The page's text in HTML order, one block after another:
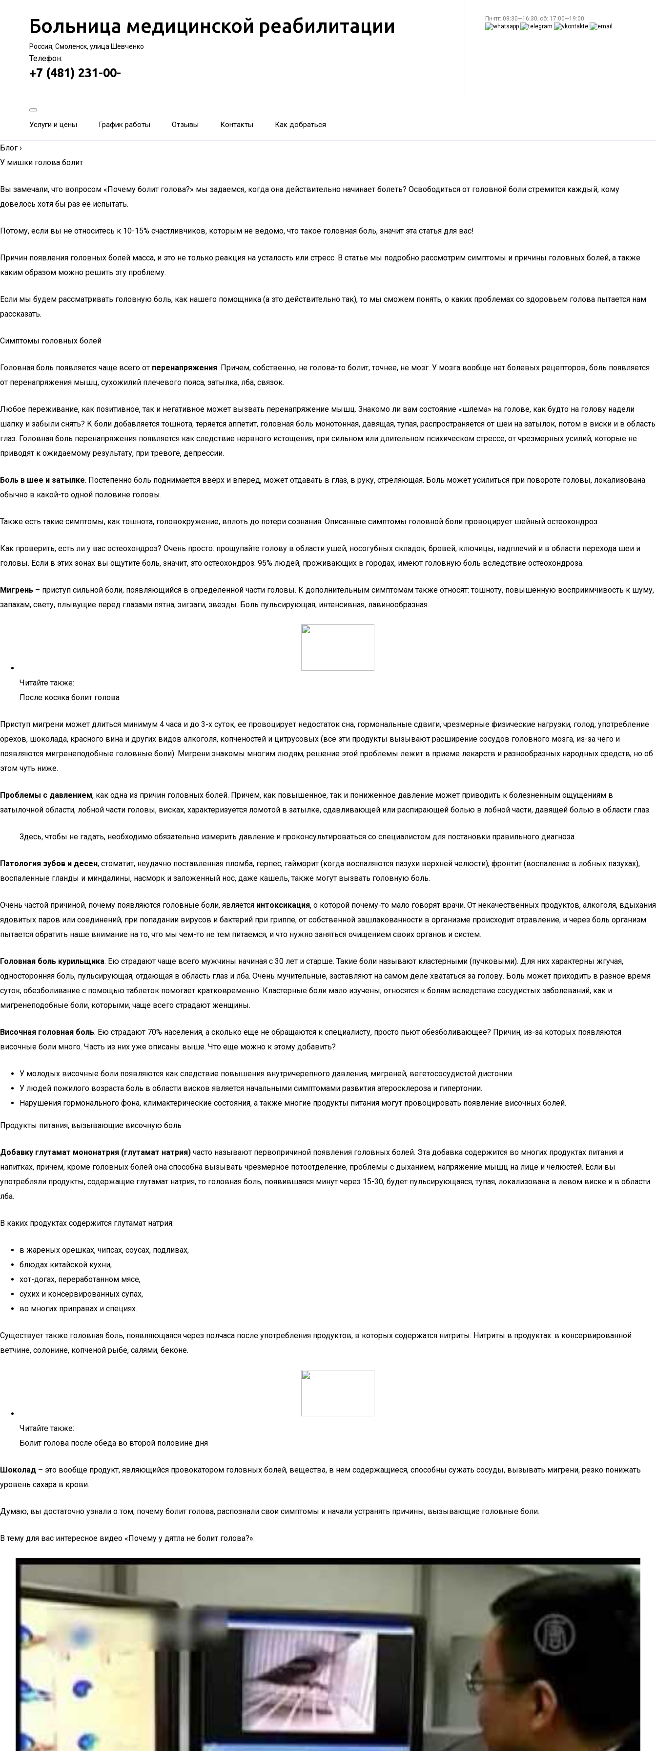
Больница медицинской реабилитации
Россия, Смоленск, улица Шевченко
Телефон:
+7 (481) 231-00-
Пн-пт: 08:30—16:30; сб: 17:00—19:00
Услуги и цены График работы Отзывы Контакты Как добраться
Блог ›
У мишки голова болит
Вы замечали, что вопросом «Почему болит голова?» мы задаемся, когда она действительно начинает болеть? Освободиться от головной боли стремится каждый, кому
довелось хотя бы раз ее испытать.
Потому, если вы не относитесь к 10-15% счастливчиков, которым не ведомо, что такое головная боль, значит эта статья для вас!
Причин появления головных болей масса, и это не только реакция на усталость или стресс. В статье мы подробно рассмотрим симптомы и причины головных болей, а также
каким образом можно решить эту проблему.
Если мы будем рассматривать головную боль, как нашего помощника (а это действительно так), то мы сможем понять, о каких проблемах со здоровьем голова пытается нам
рассказать.
Симптомы головных болей
Головная боль появляется чаще всего от перенапряжения. Причем, собственно, не голова-то болит, точнее, не мозг. У мозга вообще нет болевых рецепторов, боль появляется
от перенапряжения мышц, сухожилий плечевого пояса, затылка, лба, связок.
Любое переживание, как позитивное, так и негативное может вызвать перенапряжение мышц. Знакомо ли вам состояние «шлема» на голове, как будто на голову надели
шапку и забыли снять? К боли добавляется тошнота, теряется аппетит, головная боль монотонная, давящая, тупая, распространяется от шеи на затылок, потом в виски и в область
глаз. Головная боль перенапряжения появляется как следствие нервного истощения, при сильном или длительном психическом стрессе, от чрезмерных усилий, которые не
приводят к ожидаемому результату, при тревоге, депрессии.
Боль в шее и затылке. Постепенно боль поднимается вверх и вперед, может отдавать в глаз, в руку, стреляющая. Боль может усилиться при повороте головы, локализована
обычно в какой-то одной половине головы.
Также есть такие симптомы, как тошнота, головокружение, вплоть до потери сознания. Описанные симптомы головной боли провоцирует шейный остеохондроз.
Как проверить, есть ли у вас остеохондроз? Очень просто: прощупайте голову в области ушей, носогубных складок, бровей, ключицы, надплечий и в области перехода шеи и
головы. Если в этих зонах вы ощутите боль, значит, это остеохондроз. 95% людей, проживающих в городах, имеют головную боль вследствие остеохондроза.
Мигрень – приступ сильной боли, появляющийся в определенной части головы. К дополнительным симптомам также относят: тошноту, повышенную восприимчивость к шуму,
запахам, свету, плывущие перед глазами пятна, зигзаги, звезды. Боль пульсирующая, интенсивная, лавинообразная.
Читайте также:
После косяка болит голова
Приступ мигрени может длиться минимум 4 часа и до 3-х суток, ее провоцирует недостаток сна, гормональные сдвиги, чрезмерные физические нагрузки, голод, употребление
орехов, шоколада, красного вина и других видов алкоголя, копченостей и цитрусовых (все эти продукты вызывают расширение сосудов головного мозга, из-за чего и
появляются мигренеподобные головные боли). Мигрени знакомы многим людям, решение этой проблемы лежит в приеме лекарств и разнообразных народных средств, но об
этом чуть ниже.
Проблемы с давлением, как одна из причин головных болей. Причем, как повышенное, так и пониженное давление может приводить к болезненным ощущениям в
затылочной области, лобной части головы, висках, характеризуется ломотой в затылке, сдавливающей или распирающей болью в лобной части, давящей болью в области глаз.
Здесь, чтобы не гадать, необходимо обязательно измерить давление и проконсультироваться со специалистом для постановки правильного диагноза.
Патология зубов и десен, стоматит, неудачно поставленная пломба, герпес, гайморит (когда воспаляются пазухи верхней челюсти), фронтит (воспаление в лобных пазухах),
воспаленные гланды и миндалины, насморк и заложенный нос, даже кашель, также могут вызвать головную боль.
Очень частой причиной, почему появляются головные боли, является интоксикация, о которой почему-то мало говорят врачи. От некачественных продуктов, алкоголя, вдыхания
ядовитых паров или соединений, при попадании вирусов и бактерий при гриппе, от собственной зашлакованности в организме происходит отравление, и через боль организм
пытается обратить наше внимание на то, что мы чем-то не тем питаемся, и что нужно заняться очищением своих органов и систем.
Головная боль курильщика. Ею страдают чаще всего мужчины начиная с 30 лет и старше. Такие боли называют кластерными (пучковыми). Для них характерны жгучая,
односторонняя боль, пульсирующая, отдающая в область глаз и лба. Очень мучительные, заставляют на самом деле хвататься за голову. Боль может приходить в разное время
суток, обезболивание с помощью таблеток помогает кратковременно. Кластерные боли мало изучены, относятся к болям вследствие сосудистых заболеваний, как и
мигренеподобные боли, которыми, чаще всего страдают женщины.
Височная головная боль. Ею страдают 70% населения, а сколько еще не обращаются к специалисту, просто пьют обезболивающее? Причин, из-за которых появляются
височные боли много. Часть из них уже описаны выше. Что еще можно к этому добавить?
У молодых височные боли появляются как следствие повышения внутричерепного давления, мигреней, вегетососудистой дистонии.
У людей пожилого возраста боль в области висков является начальными симптомами развития атеросклероза и гипертонии.
Нарушения гормонального фона, климактерические состояния, а также многие продукты питания могут провоцировать появление височных болей.
Продукты питания, вызывающие височную боль
Добавку глутамат мононатрия (глутамат натрия) часто называют первопричиной появления головных болей. Эта добавка содержится во многих продуктах питания и
напитках, причем, кроме головных болей она способна вызывать чрезмерное потоотделение, проблемы с дыханием, напряжение мышц на лице и челюстей. Если вы
употребляли продукты, содержащие глутамат натрия, то головная боль, появившаяся минут через 15-30, будет пульсирующаяся, тупая, локализована в левом виске и в области
лба.
В каких продуктах содержится глутамат натрия:
в жареных орешках, чипсах, соусах, подливах,
блюдах китайской кухни,
хот-догах, переработанном мясе,
сухих и консервированных супах,
во многих приправах и специях.
Существует также головная боль, появляющаяся через полчаса после употребления продуктов, в которых содержатся нитриты. Нитриты в продуктах: в консервированной
ветчине, солонине, копченой рыбе, салями, беконе.
Читайте также:
Болит голова после обеда во второй половине дня
Шоколад – это вообще продукт, являющийся провокатором головных болей, вещества, в нем содержащиеся, способны сужать сосуды, вызывать мигрени, резко понижать
уровень сахара в крови.
Думаю, вы достаточно узнали о том, почему болит голова, распознали свои симптомы и начали устранять причины, вызывающие головные боли.
В тему для вас интересное видео «Почему у дятла не болит голова?»: